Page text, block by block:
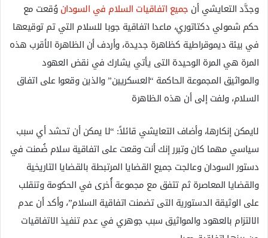
وجدَّد التعايشي أن جميع اتفاقيات السلام في السودانوُقعت مع
حكم شمولي دكتاتوري، ماعدا اتفاقية جوبا للسلام التي تم توقيعها
في بيئة ديموقراطية كظاهرة جديدة، وأردف أن الظاهرة الأقرب هذه
المرة هي المرة الوحيدة التى يأتي يشارك في نقض العهود
والمواثيق المجموعة الحاكمة “العسكريين” والذين وقعوا على اتفاق
السلام، ولفت إلى أن هذه الظاهرة
لايمكن إنكارها، وأضاف التعايشي قائلاً: “لا يمكن أن تحشد أي سبب
سياسي مهما كان وتبرر إنك أنت وقعت على اتفاقية سلام ضُمنت في
دستور السودان وعالجت جميع القضايا المرتبطة بالقضايا التاريخية
والقضايا المعاصرة ثم تتفق مع مجموعة أُخرى في الحكومة وتنقلب
على الوثيقة الدستورية التى تضمنت اتفاقية السلام”، وأكد أن عدم
الالتزام بالعهود والمواثيق سبب جوهري في عدم تنفيذ الاتفاقيات